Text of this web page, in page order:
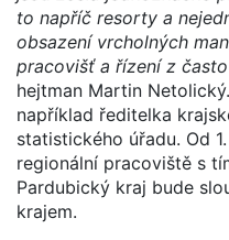
to napříč resorty a
obsazení vrcholných
pracovišť a řízení z
hejtman Martin
například ředitelka
statistického úřadu. Od
regionální pracoviště s
Pardubický kraj bude
krajem.